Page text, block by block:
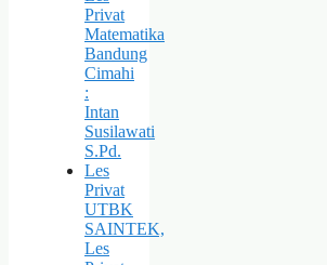
Privat
Matematika
Bandung
Cimahi
:
Intan
Susilawati
S.Pd.
Les
Privat
UTBK
SAINTEK,
Les